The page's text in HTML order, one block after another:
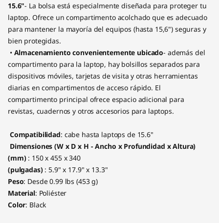
1
0
B
a
k
15.6"- La bolsa está especialmente diseñada para proteger tu
laptop. Ofrece un compartimento acolchado que es adecuado
para mantener la mayoría del equipos (hasta 15,6") seguras y
bien protegidas.
• Almacenamiento convenientemente ubicado- además del
compartimento para la laptop, hay bolsillos separados para
dispositivos móviles, tarjetas de visita y otras herramientas
diarias en compartimentos de acceso rápido. El
compartimento principal ofrece espacio adicional para
revistas, cuadernos y otros accesorios para laptops.
Compatibilidad: cabe hasta laptops de 15.6"
Dimensiones (W x D x H - Ancho x Profundidad x Altura)
(mm): 150 x 455 x 340
(pulgadas): 5.9" x 17.9" x 13.3"
Peso: Desde 0.99 lbs (453 g)
Material: Poliéster
Color: Black